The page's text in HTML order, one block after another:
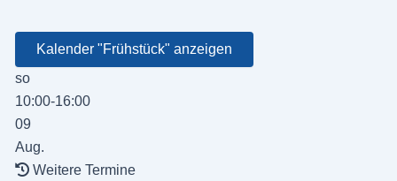
Kalender "Frühstück" anzeigen
so
10:00-16:00
09
Aug.
Weitere Termine